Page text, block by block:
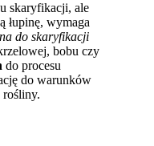
skaryfikacji, ale
łupinę, wymaga
do skaryfikacji
bobu czy
do procesu
do warunków
rośliny.